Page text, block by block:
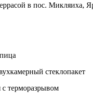
в пос. Микляиха,
стеклопакет
с терморазрывом